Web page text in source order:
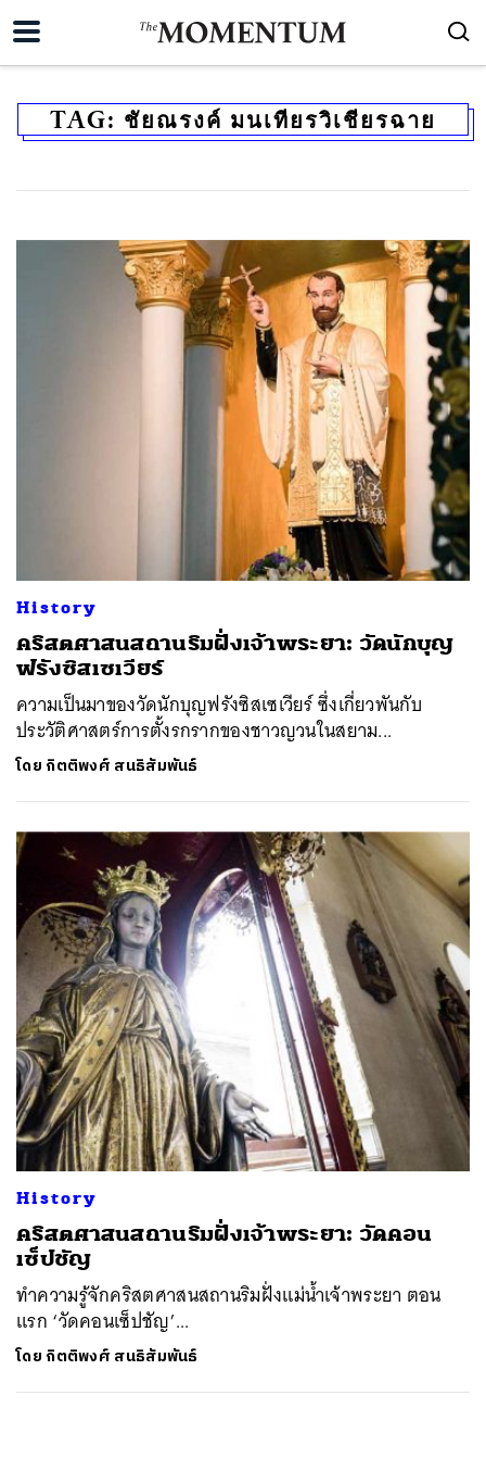
TAG: ชัยณรงค์ มนเทียรวิเชียรฉาย
History
​คริสตศาสนสถานริมฝั่งเจ้าพระยา: วัดนักบุญ
ฟรังซิสเซเวียร์
ความเป็นมาของวัดนักบุญฟรังซิสเซเวียร์ ซึ่งเกี่ยวพันกับ
ประวัติศาสตร์การตั้งรกรากของชาวญวนในสยาม...
โดย กิตติพงศ์ สนธิสัมพันธ์
History
คริสตศาสนสถานริมฝั่งเจ้าพระยา: วัดคอน
เซ็ปชัญ
ทำความรู้จักคริสตศาสนสถานริมฝั่งแม่น้ำเจ้าพระยา ตอน
แรก ‘วัดคอนเซ็ปชัญ’...
โดย กิตติพงศ์ สนธิสัมพันธ์
ค้นหา
SHARE TWEET LINE EMAIL